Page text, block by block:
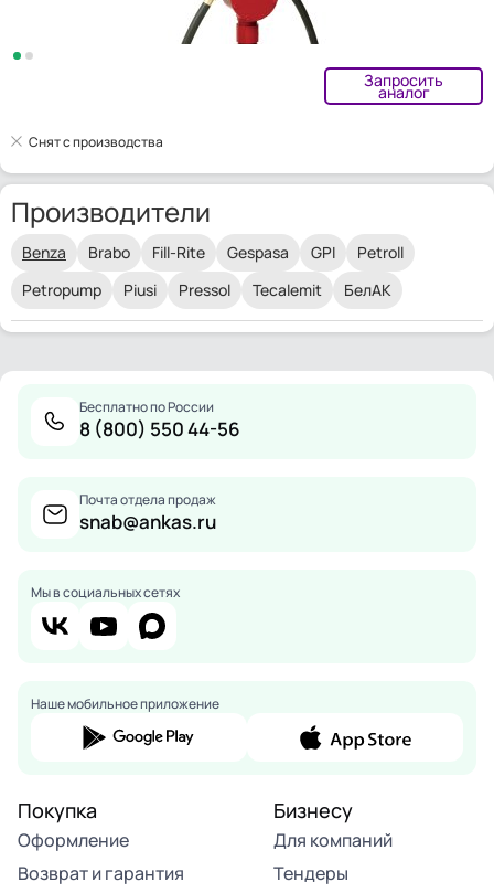
Запросить
аналог
Снят с производства
Производители
Benza Brabo Fill-Rite Gespasa GPI
Petroll
Petropump
Piusi Pressol Tecalemit БелАК
Бесплатно по России
8 (800) 550 44-56
Почта отдела продаж
snab@ankas.ru
Мы в социальных сетях
Наше мобильное приложение
Покупка
Оформление
Возврат и гарантия
Бизнесу
Для компаний
Тендеры